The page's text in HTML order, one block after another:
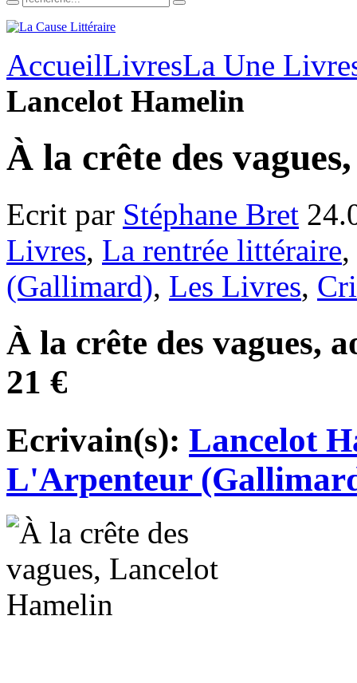
AccueilLivresLa Une
Lancelot Hamelin
À la crête des
Ecrit par Stéphane Bret
Livres, La rentrée littéraire,
(Gallimard), Les Livres,
À la crête des vagues,
21 €
Ecrivain(s): Lancelot
L'Arpenteur